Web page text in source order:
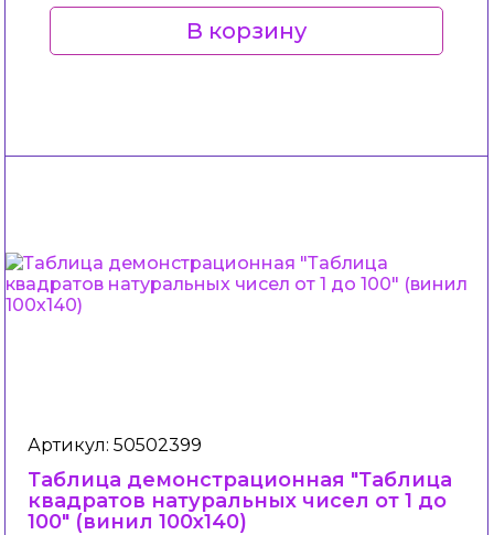
В корзину
Артикул: 50502399
Таблица демонстрационная "Таблица
квадратов натуральных чисел от 1 до
100" (винил 100х140)